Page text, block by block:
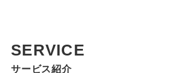
SERVICE
サービス紹介